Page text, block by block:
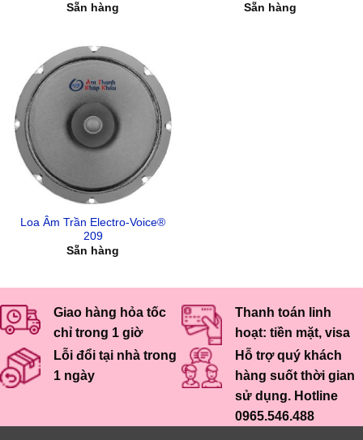
Sẵn hàng
Sẵn hàng
Loa Âm Trần Electro-Voice®
209
Sẵn hàng
Giao hàng hỏa tốc
chỉ trong 1 giờ
Thanh toán linh
hoạt: tiền mặt, visa
Lỗi đổi tại nhà trong
1 ngày
Hỗ trợ quý khách
hàng suốt thời gian
sử dụng. Hotline
0965.546.488